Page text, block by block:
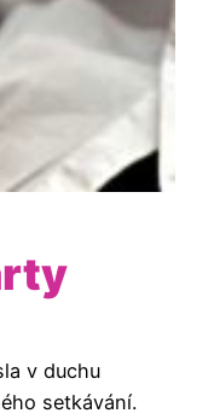
v duchu
setkávání.